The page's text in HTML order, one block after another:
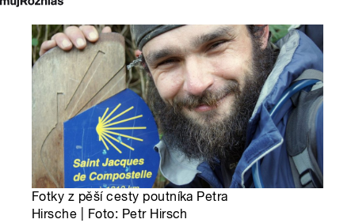
Fotky z pěší cesty poutníka Petra
Hirsche | Foto: Petr Hirsch